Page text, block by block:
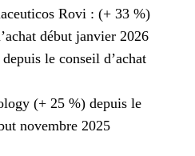
Rovi : (+ 33 %)
début janvier 2026
le conseil d’achat
(+ 25 %) depuis le
novembre 2025